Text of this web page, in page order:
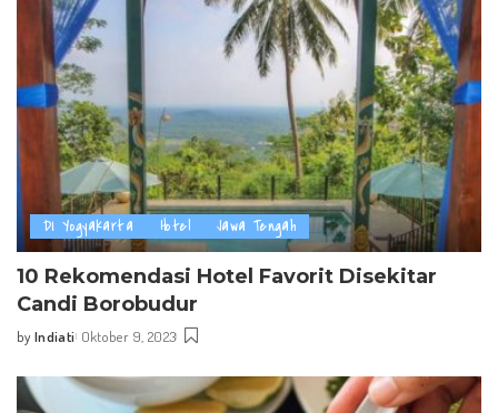
DI Yogyakarta Hotel Jawa Tengah
10 Rekomendasi Hotel Favorit Disekitar
Candi Borobudur
Posted
by Indiati Oktober 9, 2023